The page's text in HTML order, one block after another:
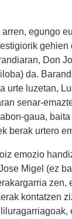
egungo
gehien
Don
da.
urte luzetan,
senar-
gaua,
berak urtero
emozio
Migel (ez
zen,
kontatzen